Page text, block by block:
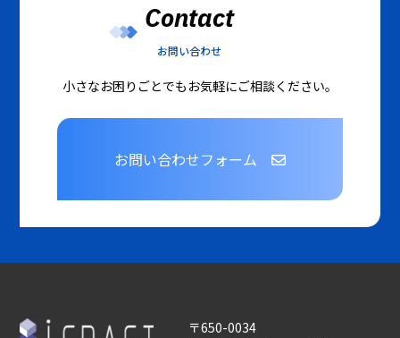
Contact
お問い合わせ
小さなお困りごとでもお気軽にご相談ください。
お問い合わせフォーム
〒650-0034